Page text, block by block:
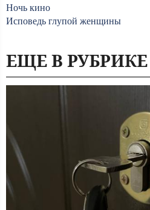
Ночь кино
Исповедь глупой женщины
ЕЩЕ В РУБРИКЕ